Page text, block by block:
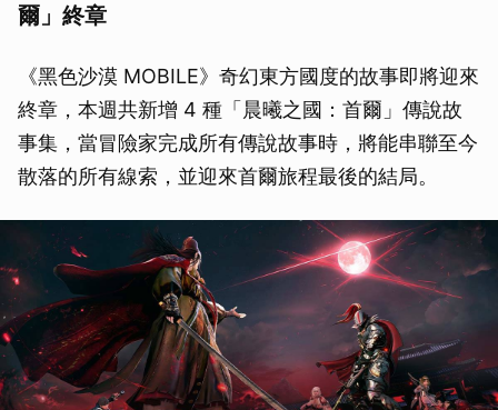
爾」終章
《黑色沙漠 MOBILE》奇幻東方國度的故事即將迎來
終章，本週共新增 4 種「晨曦之國：首爾」傳說故
事集，當冒險家完成所有傳說故事時，將能串聯至今
散落的所有線索，並迎來首爾旅程最後的結局。